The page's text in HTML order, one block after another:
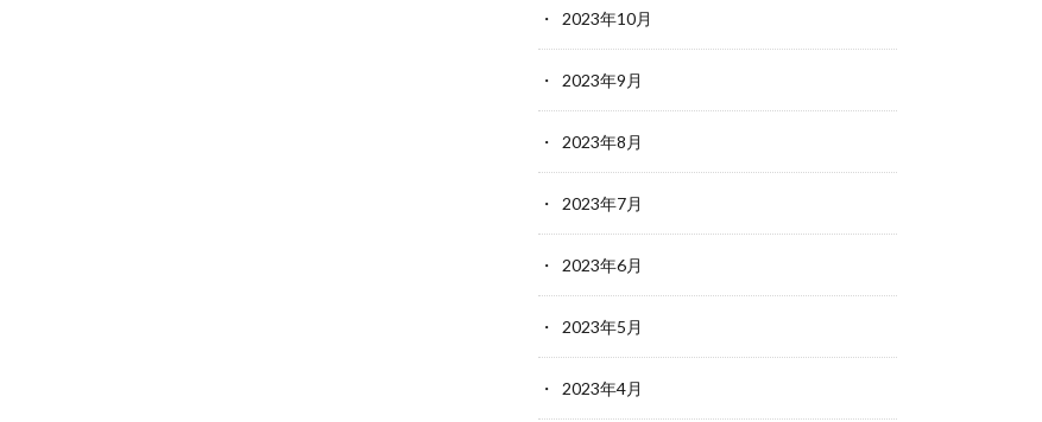
2023年10月
2023年9月
2023年8月
2023年7月
2023年6月
2023年5月
2023年4月